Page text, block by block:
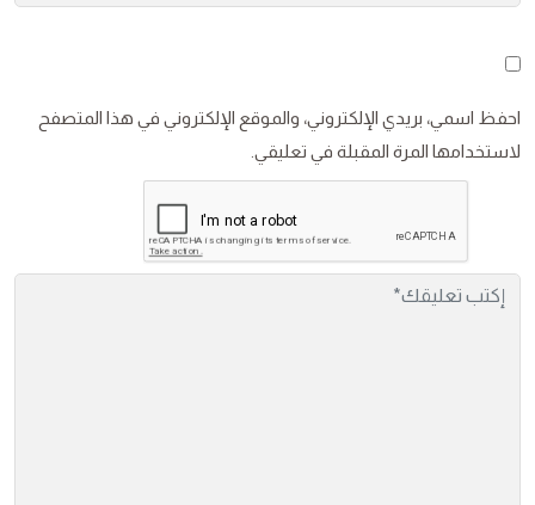
احفظ اسمي، بريدي الإلكتروني، والموقع الإلكتروني في هذا المتصفح
لاستخدامها المرة المقبلة في تعليقي.